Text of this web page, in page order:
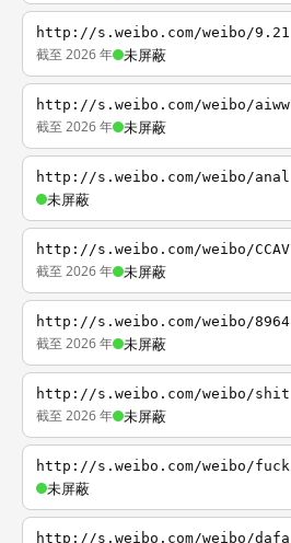
http://s.weibo.com/weibo/9.21
截至 2026 年 未屏蔽
http://s.weibo.com/weibo/aiww
截至 2026 年 未屏蔽
http://s.weibo.com/weibo/anal
未屏蔽
http://s.weibo.com/weibo/CCAV
截至 2026 年 未屏蔽
http://s.weibo.com/weibo/8964
截至 2026 年 未屏蔽
http://s.weibo.com/weibo/shit
截至 2026 年 未屏蔽
http://s.weibo.com/weibo/fuck
未屏蔽
http://s.weibo.com/weibo/dafa